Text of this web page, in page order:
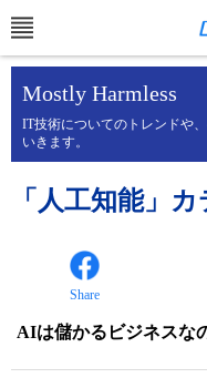
Mostly Harmless
IT技術についてのトレンドや
いきます。
「人工知能」
Share
AIは儲かるビジネスな